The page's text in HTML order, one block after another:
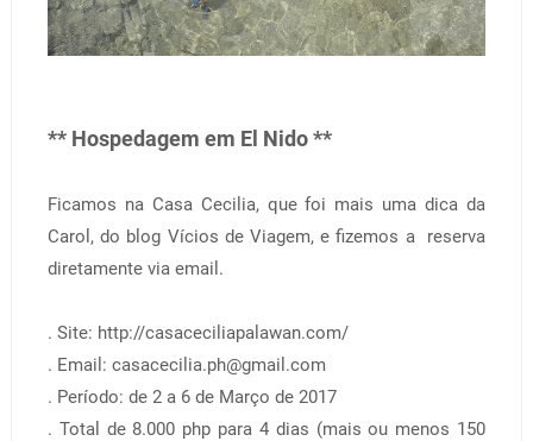
** Hospedagem em El Nido **
Ficamos na Casa Cecilia, que foi mais uma dica da
Carol, do blog Vícios de Viagem, e fizemos a reserva
diretamente via email.
. Site: http://casaceciliapalawan.com/
. Email: casacecilia.ph@gmail.com
. Período: de 2 a 6 de Março de 2017
. Total de 8.000 php para 4 dias (mais ou menos 150